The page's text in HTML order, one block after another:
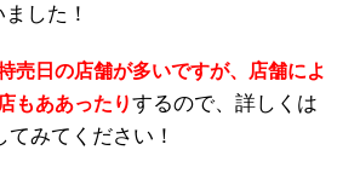
した！
売日の店舗が多いですが、店舗によ
もああったりするので、詳しくは
てみてください！